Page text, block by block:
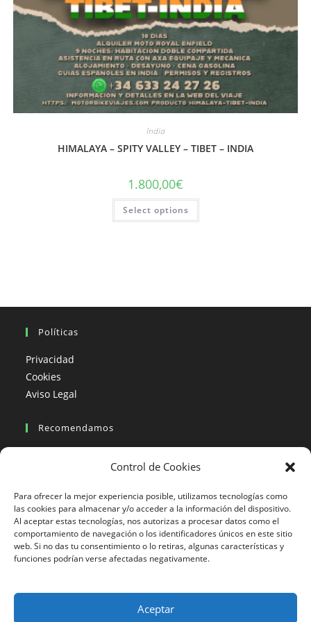
Control de Cookies
Para ofrecer la mejor experiencia posible, utilizamos tecnologías como
las cookies para almacenar y/o acceder a la información del dispositivo.
Al aceptar estas tecnologías, nos autorizas a procesar datos como el
comportamiento de navegación o los identificadores únicos en este sitio
web. Si no das tu consentimiento o lo retiras, algunas características y
funciones podrían verse afectadas negativamente.
Aceptar
India
HIMALAYA – SPITY VALLEY – TIBET – INDIA
1.800,00€
Select options
Políticas
Privacidad
Cookies
Aviso Legal
Recomendamos
Viajes en moto organizados
Blogs viajes en moto
Más Visto
Viajes en moto India